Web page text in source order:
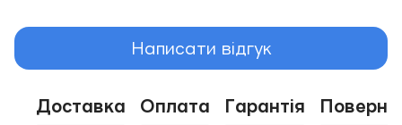
Написати відгук
Доставка Оплата Гарантія